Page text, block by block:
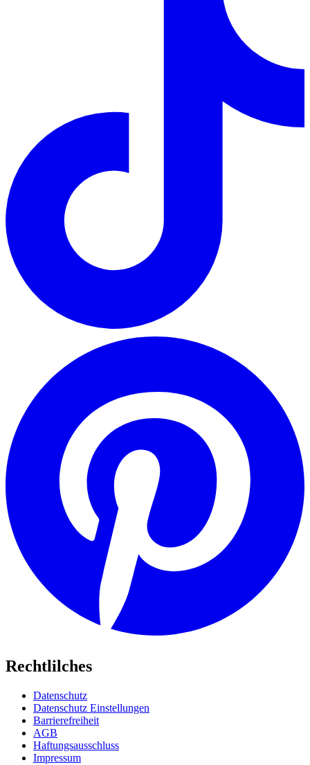
Rechtlilches
Datenschutz
Datenschutz Einstellungen
Barrierefreiheit
AGB
Haftungsausschluss
Impressum